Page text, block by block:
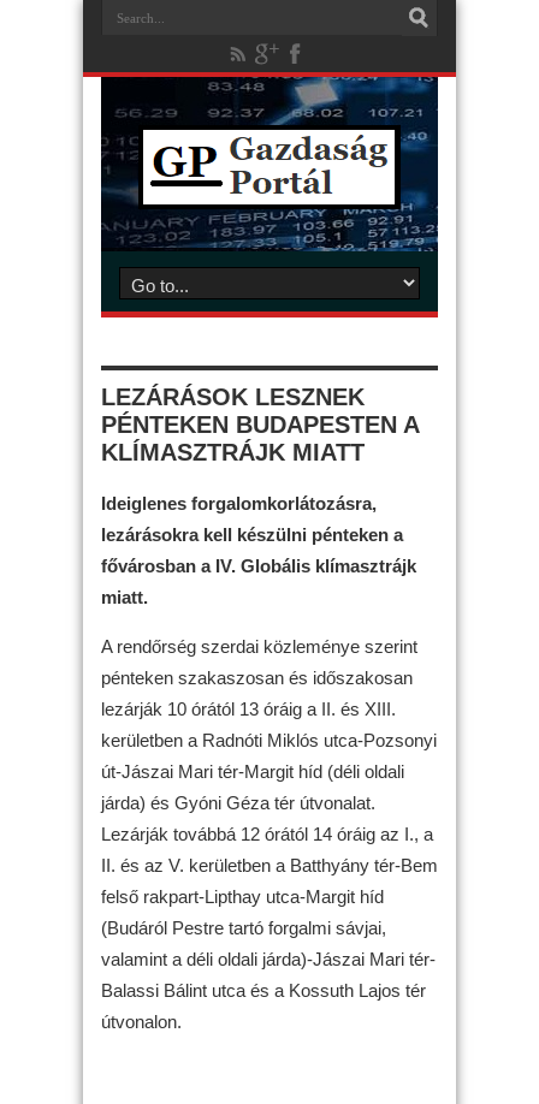
LEZÁRÁSOK LESZNEK
PÉNTEKEN BUDAPESTEN A
KLÍMASZTRÁJK MIATT
Ideiglenes forgalomkorlátozásra,
lezárásokra kell készülni pénteken a
fővárosban a IV. Globális klímasztrájk
miatt.
A rendőrség szerdai közleménye szerint
pénteken szakaszosan és időszakosan
lezárják 10 órától 13 óráig a II. és XIII.
kerületben a Radnóti Miklós utca-Pozsonyi
út-Jászai Mari tér-Margit híd (déli oldali
járda) és Gyóni Géza tér útvonalat.
Lezárják továbbá 12 órától 14 óráig az I., a
II. és az V. kerületben a Batthyány tér-Bem
felső rakpart-Lipthay utca-Margit híd
(Budáról Pestre tartó forgalmi sávjai,
valamint a déli oldali járda)-Jászai Mari tér-
Balassi Bálint utca és a Kossuth Lajos tér
útvonalon.